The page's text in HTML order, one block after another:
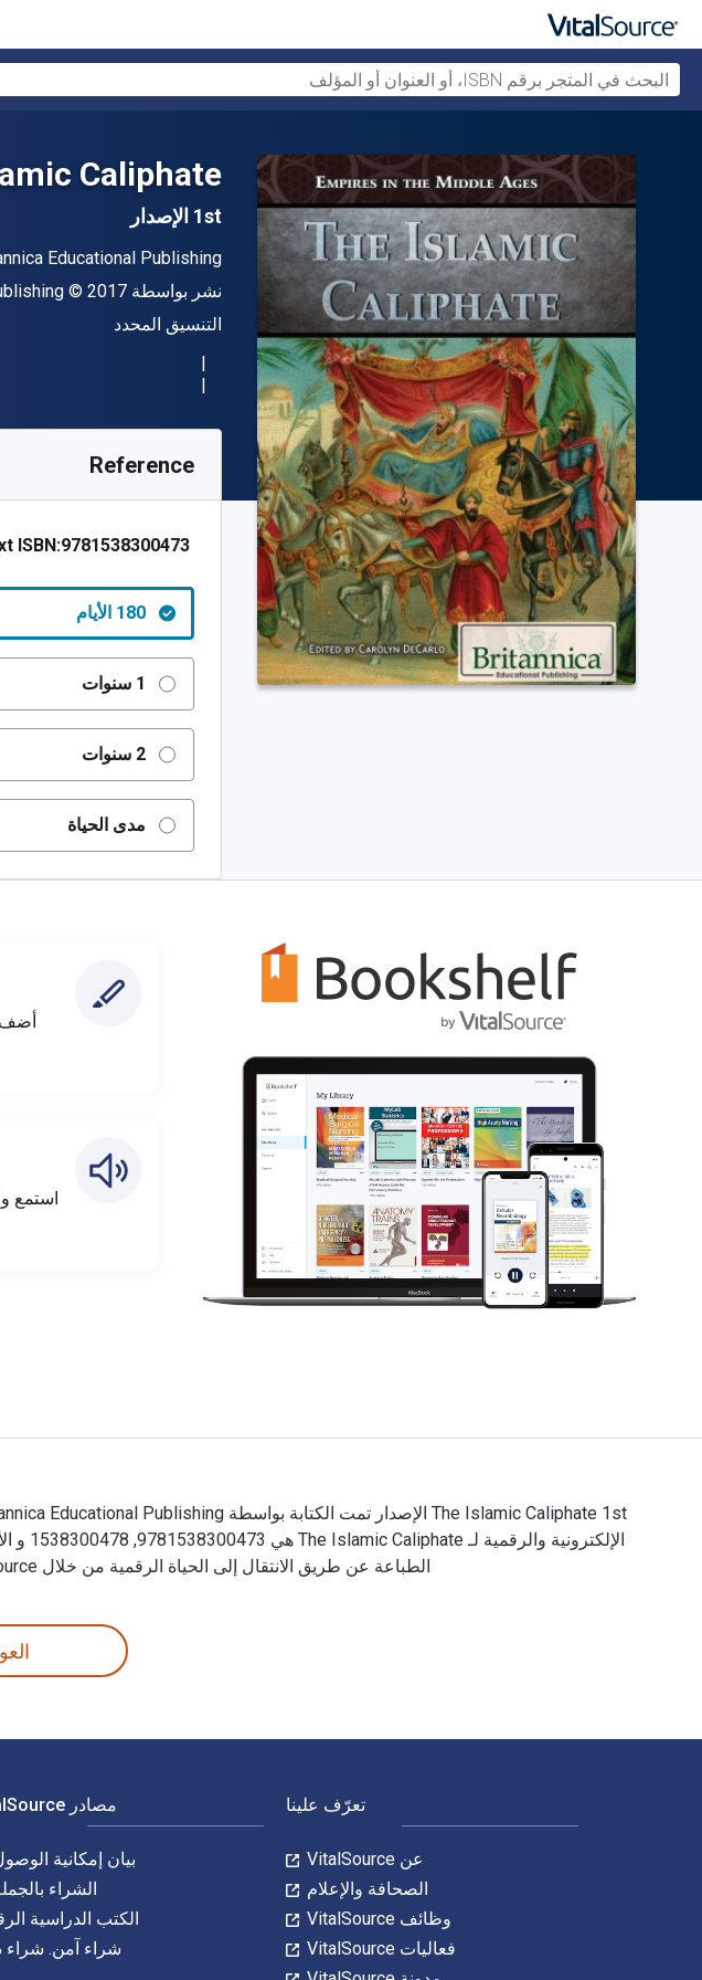
Caliphate
1st الإصدار
المؤلف (المؤلفون)
Educational Publishing
الناشر
نشر بواسطة حقوق © 2017
شكل
التنسيق المحدد
9781538300473R180
Reference
ISBN:9781538300473
180 الأيام
1 سنوات
2 سنوات
مدى الحياة
أضف
الطباعة عن طريق الانتقال إلى الحياة الرقمية من خلال VitalSource. تشمل الأرقام الدولية المعيارية للكتاب (ISBN) للكتاب الدراسي الإلكتروني 9781680487831.
تعرّف علينا
عن VitalSource
الصحافة والإعلام
وظائف VitalSource
فعاليات VitalSource
مصادر VitalSource
بيان إمكانية
الشراء
الكتب الدراسية
شراء آمن. شراء